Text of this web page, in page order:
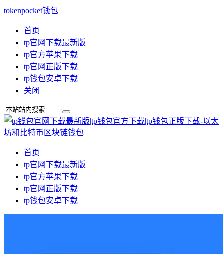
tokenpocket钱包
首页
tp官网下载最新版
tp官方苹果下载
tp官网正版下载
tp钱包安卓下载
关闭
首页
tp官网下载最新版
tp官方苹果下载
tp官网正版下载
tp钱包安卓下载